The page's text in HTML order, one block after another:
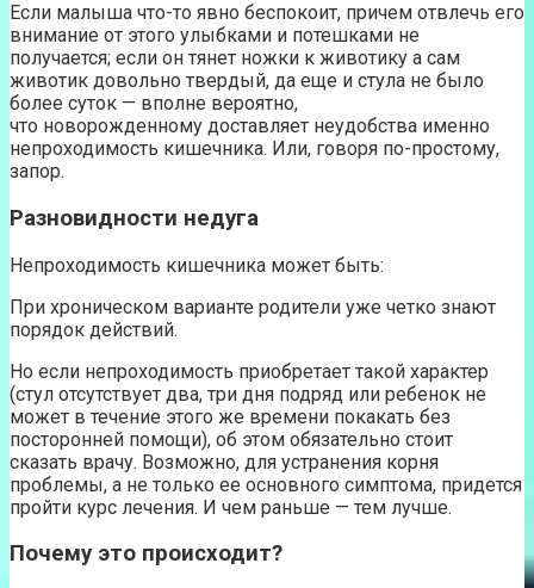
Если малыша что-то явно беспокоит, причем отвлечь его
внимание от этого улыбками и потешками не
получается; если он тянет ножки к животику а сам
животик довольно твердый, да еще и стула не было
более суток — вполне вероятно,
что новорожденному доставляет неудобства именно
непроходимость кишечника. Или, говоря по-простому,
запор.
Разновидности недуга
Непроходимость кишечника может быть:
При хроническом варианте родители уже четко знают
порядок действий.
Но если непроходимость приобретает такой характер
(стул отсутствует два, три дня подряд или ребенок не
может в течение этого же времени покакать без
посторонней помощи), об этом обязательно стоит
сказать врачу. Возможно, для устранения корня
проблемы, а не только ее основного симптома, придется
пройти курс лечения. И чем раньше — тем лучше.
Почему это происходит?